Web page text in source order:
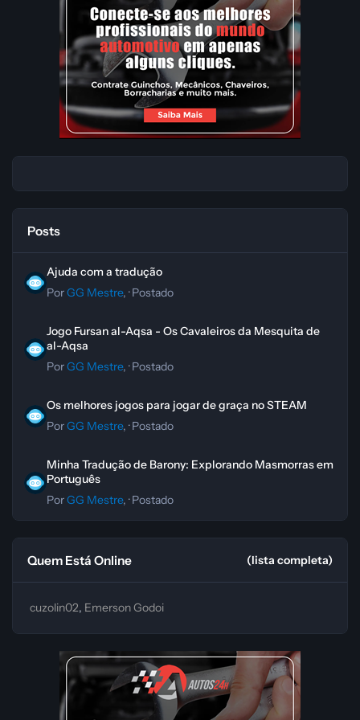
Posts
Ajuda com a tradução
PorGG Mestre, ·Postado
Jogo Fursan al-Aqsa - Os Cavaleiros da Mesquita de
al-Aqsa
PorGG Mestre, ·Postado
Os melhores jogos para jogar de graça no STEAM
PorGG Mestre, ·Postado
Minha Tradução de Barony: Explorando Masmorras em
Português
PorGG Mestre, ·Postado
Quem Está Online (lista completa)
cuzolin02 Emerson Godoi